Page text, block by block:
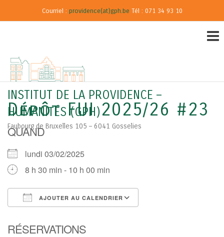
Courriel : providence(at)gph.be Tél : 071 34 93 10
INSTITUT DE LA PROVIDENCE –
HUMANITÉS (GPH)
Faubourg de Bruxelles 105 – 6041 Gosselies
Dépôt FUI 2025/26 #23
QUAND
lundi 03/02/2025
8 h 30 min - 10 h 00 min
AJOUTER AU CALENDRIER
RÉSERVATIONS